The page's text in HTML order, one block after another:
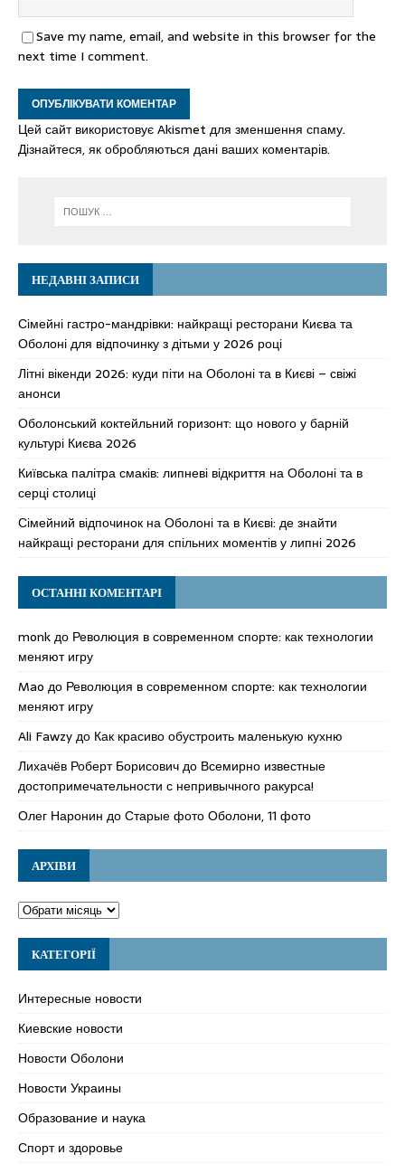
Save my name, email, and website in this browser for the
next time I comment.
Цей сайт використовує Akismet для зменшення спаму.
Дізнайтеся, як обробляються дані ваших коментарів.
НЕДАВНІ ЗАПИСИ
Сімейні гастро-мандрівки: найкращі ресторани Києва та
Оболоні для відпочинку з дітьми у 2026 році
Літні вікенди 2026: куди піти на Оболоні та в Києві – свіжі
анонси
Оболонський коктейльний горизонт: що нового у барній
культурі Києва 2026
Київська палітра смаків: липневі відкриття на Оболоні та в
серці столиці
Сімейний відпочинок на Оболоні та в Києві: де знайти
найкращі ресторани для спільних моментів у липні 2026
ОСТАННІ КОМЕНТАРІ
monkдо Революция в современном спорте: как технологии
меняют игру
Mao до Революция в современном спорте: как технологии
меняют игру
Ali Fawzyдо Как красиво обустроить маленькую кухню
Лихачёв Роберт Борисовичдо Всемирно известные
достопримечательности с непривычного ракурса!
Олег Наронин доСтарые фото Оболони, 11 фото
АРХІВИ
КАТЕГОРІЇ
Интересные новости
Киевские новости
Новости Оболони
Новости Украины
Образование и наука
Спорт и здоровье